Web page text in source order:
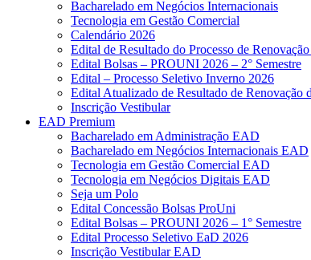
Bacharelado em Negócios Internacionais
Tecnologia em Gestão Comercial
Calendário 2026
Edital de Resultado do Processo de
Edital Bolsas – PROUNI 2026 – 2° Semestre
Edital – Processo Seletivo Inverno 2026
Edital Atualizado de Resultado de Renovação
Inscrição Vestibular
EAD Premium
Bacharelado em Administração EAD
Bacharelado em Negócios Internacionais EAD
Tecnologia em Gestão Comercial EAD
Tecnologia em Negócios Digitais EAD
Seja um Polo
Edital Concessão Bolsas ProUni
Edital Bolsas – PROUNI 2026 – 1° Semestre
Edital Processo Seletivo EaD 2026
Inscrição Vestibular EAD